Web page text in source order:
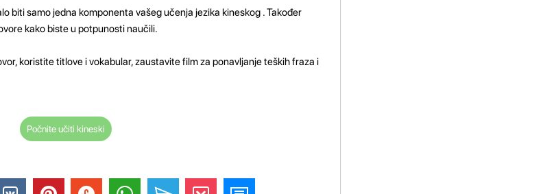
biti samo jedna komponenta vašeg učenja jezika kineskog . Također
kako biste u potpunosti naučili.
koristite titlove i vokabular, zaustavite film za ponavljanje teških fraza i
Počnite učiti kineski